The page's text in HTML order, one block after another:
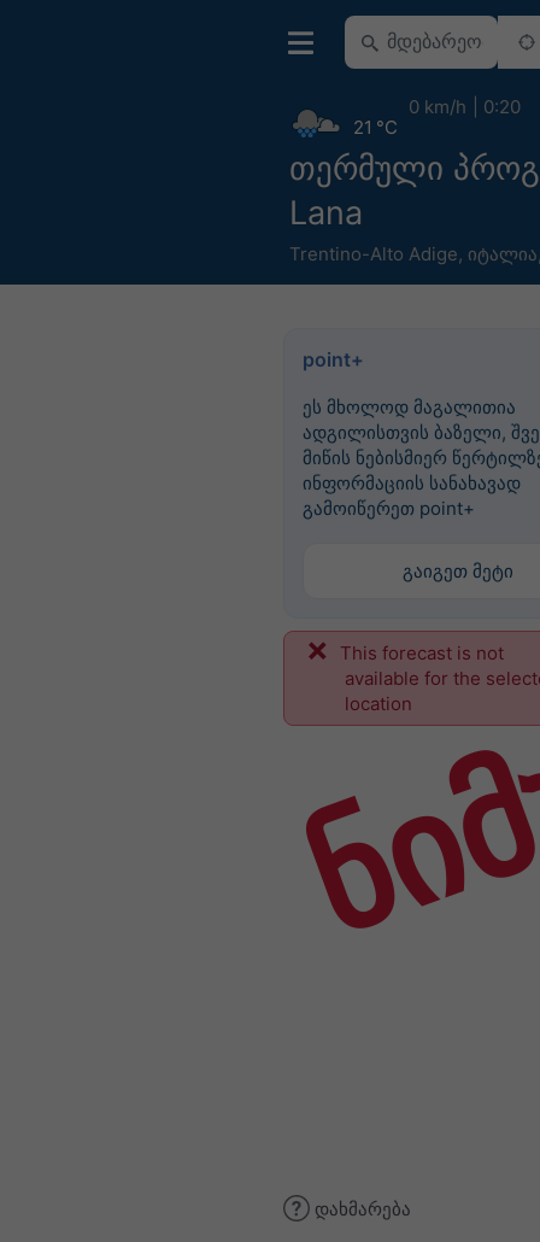
თერმული
Lana
Trentino-Alto Adige, იტალია
21 °C
0 km/h 0:20
point+
ეს მხოლოდ მაგალითია
ადგილისთვის ბაზელი,
მიწის ნებისმიერ
ინფორმაციის სანახავად
გამოიწერეთ point+
გაიგეთ მეტი
This forecast is not
available for the
location
დახმარება